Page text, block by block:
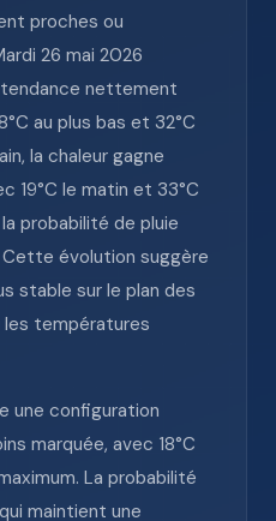
proches ou
26 mai 2026
tendance nettement
au plus bas et 32°C
la chaleur gagne
19°C le matin et 33°C
probabilité de pluie
évolution suggère
stable sur le plan des
températures
une configuration
marquée, avec 18°C
La probabilité
maintient une